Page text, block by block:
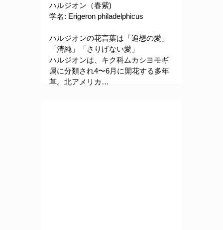
ハルジオン（春紫)
学名: Erigeron philadelphicus
ハルジオンの花言葉は「追想の愛」
「清純」「さりげない愛」
ハルジオンは、キク科ムカシヨモギ
属に分類され4〜6月に開花する多年
草。北アメリカ…